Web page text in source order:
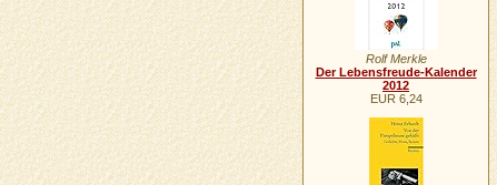
Rolf Merkle
Der Lebensfreude-Kalender
2012
EUR 6,24